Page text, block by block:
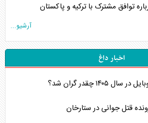
توافق مشترک با ترکیه و پاکستان
آرشیو...
اخبار داغ
چقدر گران شد؟